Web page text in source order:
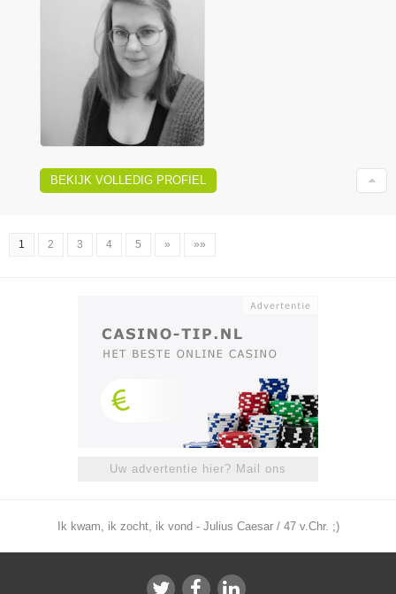
BEKIJK VOLLEDIG PROFIEL
1 2 3 4 5 » »»
Uw advertentie hier? Mail ons
Ik kwam, ik zocht, ik vond - Julius Caesar / 47 v.Chr. ;)